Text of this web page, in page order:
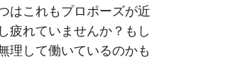
はこれもプロポーズが近
疲れていませんか？もし
理して働いているのかも